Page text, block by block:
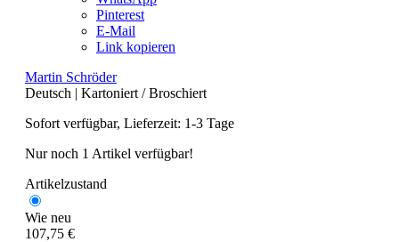
Pinterest
E-Mail
Link kopieren
Martin Schröder
Deutsch | Kartoniert / Broschiert
Sofort verfügbar, Lieferzeit: 1-3 Tage
Nur noch 1 Artikel verfügbar!
Artikelzustand
Wie neu
107,75 €